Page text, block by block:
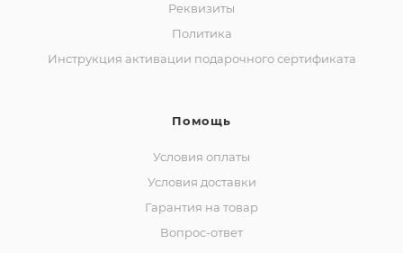
Реквизиты
Политика
Инструкция активации подарочного сертификата
Помощь
Условия оплаты
Условия доставки
Гарантия на товар
Вопрос-ответ